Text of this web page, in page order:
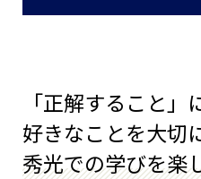
「正解すること」
好きなことを大切
秀光での学びを楽